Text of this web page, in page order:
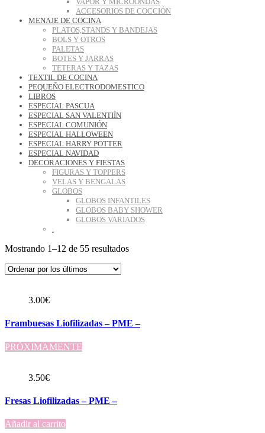
ACCESORIOS DE COCCIÓN
MENAJE DE COCINA
PLATOS,STANDS Y BANDEJAS
BOLS Y OTROS
PALETAS
BOTES Y JARRAS
TETERAS Y TAZAS
TEXTIL DE COCINA
PEQUEÑO ELECTRODOMESTICO
LIBROS
ESPECIAL PASCUA
ESPECIAL SAN VALENTIÍN
ESPECIAL COMUNIÓN
ESPECIAL HALLOWEEN
ESPECIAL HARRY POTTER
ESPECIAL NAVIDAD
DECORACIONES Y FIESTAS
FIGURAS Y TOPPERS
VELAS Y BENGALAS
GLOBOS
GLOBOS INFANTILES
GLOBOS BABY SHOWER
GLOBOS VARIADOS
.
Mostrando 1–12 de 55 resultadosOrdenado
3.00€
Frambuesas Liofilizadas – PME –
PRÓXIMAMENTE
3.50€
Fresas Liofilizadas – PME –
Añadir al carrito